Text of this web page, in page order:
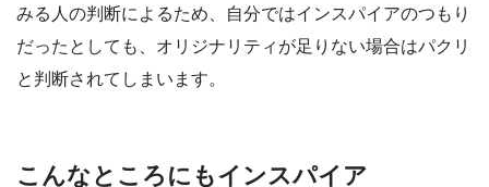
みる人の判断によるため、自分ではインスパイアのつもり
だったとしても、オリジナリティが足りない場合はパクリ
と判断されてしまいます。
こんなところにもインスパイア